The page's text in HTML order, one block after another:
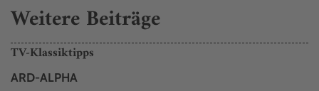
Weitere Beiträge
TV-Klassiktipps
ARD-ALPHA